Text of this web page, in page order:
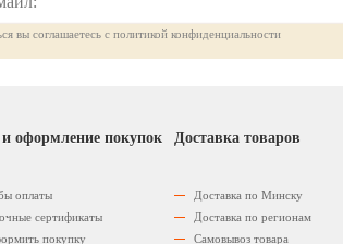
вы соглашаетесь с политикой конфиденциальности
оформление покупок
оплаты
сертификаты
покупку
Доставка товаров
Доставка по Минску
Доставка по регионам
Самовывоз товара